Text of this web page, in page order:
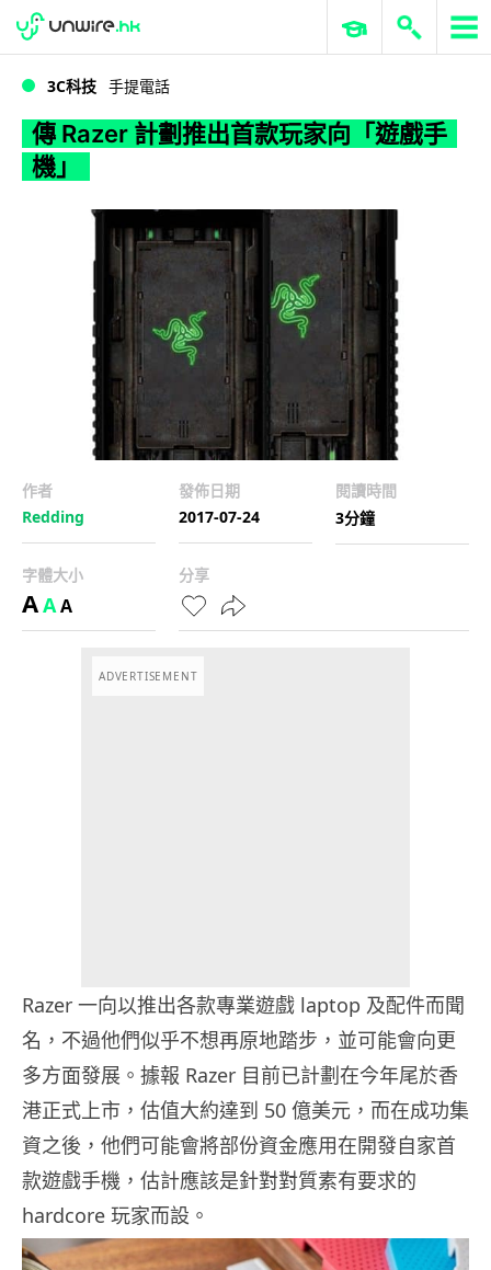
傳 Razer 計劃推出首款玩家向「遊戲手機」
WWDC 2026 ERP 與商業 AI
3C科技 手提電話
傳 Razer 計劃推出首款玩家向「遊戲手
機」
作者
Redding
發佈日期
2017-07-24
閱讀時間
3分鐘
字體大小
AAA
分享
ADVERTISEMENT
Razer 一向以推出各款專業遊戲 laptop 及配件而聞
名，不過他們似乎不想再原地踏步，並可能會向更
多方面發展。據報 Razer 目前已計劃在今年尾於香
港正式上市，估值大約達到 50 億美元，而在成功集
資之後，他們可能會將部份資金應用在開發自家首
款遊戲手機，估計應該是針對對質素有要求的
hardcore 玩家而設。